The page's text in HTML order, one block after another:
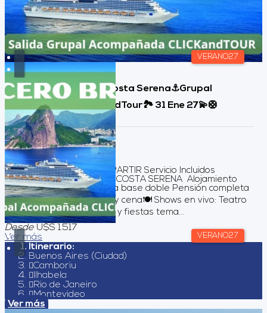
VERANO27
VERANO27
Crucero a BRASIL🚢Costa Serena⚓Grupal
Acompañada ClickandTour🏞️ 31 Ene 27💫🛟
Duración:
Días8Noches
OPCION DOBLE A COMPARTIR Servicio Incluidos
Navegación a bordo del COSTA SERENA Alojamiento
por 8 noches , en cabina base doble Pensión completa
y bebidas en almuerzo y cena🍽️ Shows en vivo: Teatro
estilo Broadway, música y fiestas tema...
Desde U$S 1.517
Ver más
Itinerario:
Buenos Aires (Ciudad)
Camboriu
Ilhabela
Rio de Janeiro
Montevideo
Ver más